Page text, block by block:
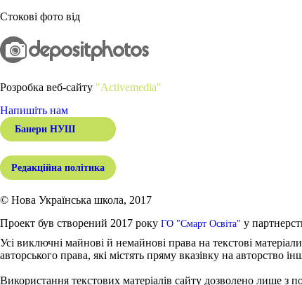
Стокові фото від
Розробка веб-сайту "Activemedia"
Напишіть нам
Банери НУШ
Редакційна політика
© Нова Українська школа, 2017
Проект був створений 2017 року ГО "Смарт Освіта" у
Усі виключні майнові й немайнові права на текстові
авторського права, які містять пряму вказівку на авторство
Використання текстових матеріалів сайту дозволено лише